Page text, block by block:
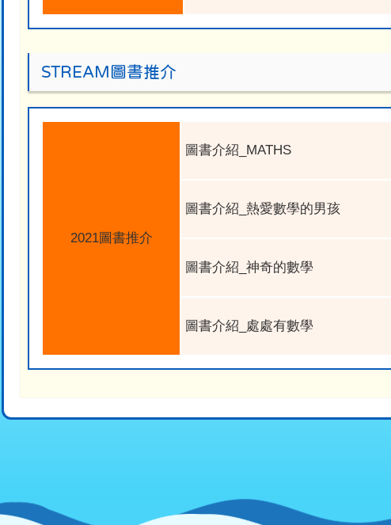
STREAM圖書推介
2021圖書推介
圖書介紹 _MATHS
圖書介紹 _熱愛數學的男孩
圖書介紹 _神奇的數學
圖書介紹 處處有數學